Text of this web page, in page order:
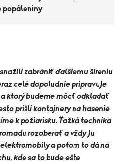
popáleniny
zabrániť ďalšiemu šíreniu
celé dopoludnie pripravuje
ktorý budeme môcť odkladať
prišli kontajnery na hasenie
k požiarisku. Ťažká technika
rozoberať a vždy ju
a potom to dá na
kde sa to bude ešte